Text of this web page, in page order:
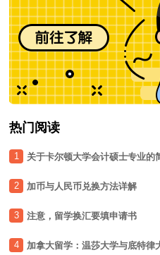
热门阅读
1 关于卡尔顿大学会计硕士专业的
2 加币与人民币兑换方法详解
3 注意，留学换汇要填申请书
4 加拿大留学：温莎大学与底特律